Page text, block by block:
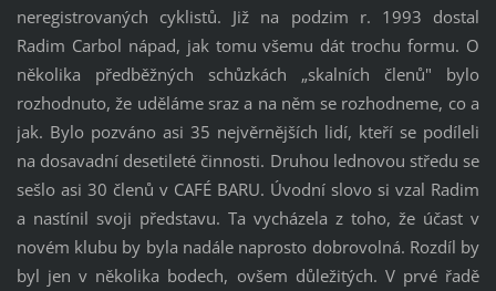
neregistrovaných cyklistů. Již na podzim r. 1993 dostal
Radim Carbol nápad, jak tomu všemu dát trochu formu. O
několika předběžných schůzkách „skalních členů" bylo
rozhodnuto, že uděláme sraz a na něm se rozhodneme, co a
jak. Bylo pozváno asi 35 nejvěrnějších lidí, kteří se podíleli
na dosavadní desetileté činnosti. Druhou lednovou středu se
sešlo asi 30 členů v CAFÉ BARU. Úvodní slovo si vzal Radim
a nastínil svoji představu. Ta vycházela z toho, že účast v
novém klubu by byla nadále naprosto dobrovolná. Rozdíl by
byl jen v několika bodech, ovšem důležitých. V prvé řadě